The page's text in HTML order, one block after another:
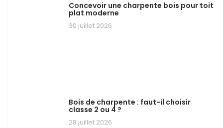
Concevoir une charpente bois pour toit
plat moderne
30 juillet 2026
Bois de charpente : faut-il choisir
classe 2 ou 4 ?
28 juillet 2026